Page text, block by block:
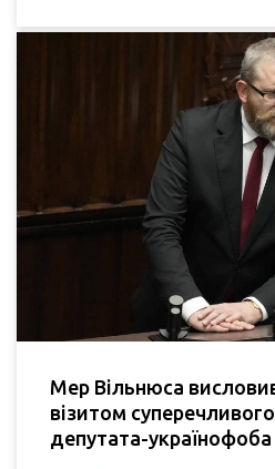
Мер Вільнюса
візитом
депутата-українофоба